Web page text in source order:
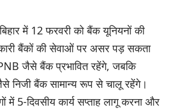
में 12 फरवरी को बैंक यूनियनों की
बैंकों की सेवाओं पर असर पड़ सकता
जैसे बैंक प्रभावित रहेंगे, जबकि
निजी बैंक सामान्य रूप से चालू रहेंगे।
में 5-दिवसीय कार्य सप्ताह लागू करना और